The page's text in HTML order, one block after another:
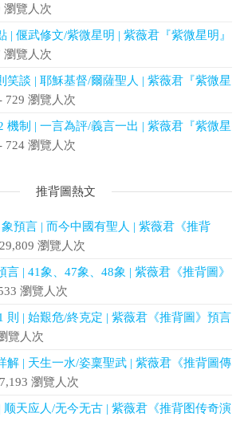
瀏覽人次
| 偃武修文/紫微星明 | 紫薇君『紫微星明』
瀏覽人次
笑談 | 耶穌基督/爾薩聖人 | 紫薇君『紫微星
729 瀏覽人次
機制 | 一言為評/義言一出 | 紫薇君『紫微星
724 瀏覽人次
推背圖熱文
預言 | 而今中國有聖人 | 紫薇君《推背
瀏覽人次
| 41象、47象、48象 | 紫薇君《推背圖》
瀏覽人次
則 | 始艱危/終克定 | 紫薇君《推背圖》預言
覽人次
解 | 天生一水/姿稟聖武 | 紫薇君《推背圖傳
瀏覽人次
顺天应人/无今无古 | 紫薇君《推背图传奇演